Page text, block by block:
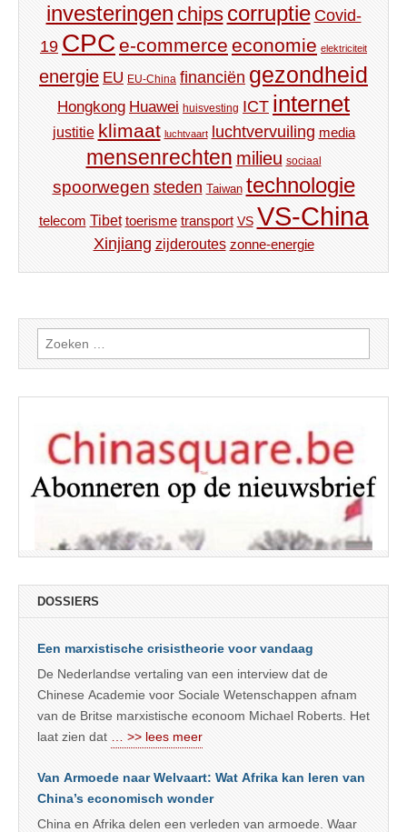
investeringen chips corruptie Covid-
19 CPC e-commerce economie elektriciteit
energie EU EU-China financiën gezondheid
Hongkong Huawei huisvesting ICT internet
justitie klimaat luchtvaart luchtvervuiling media
mensenrechten milieu sociaal
spoorwegen steden Taiwan technologie
telecom Tibet toerisme transport VS VS-China
Xinjiang zijderoutes zonne-energie
Zoeken
naar:
DOSSIERS
Een marxistische crisistheorie voor vandaag
De Nederlandse vertaling van een interview dat de
Chinese Academie voor Sociale Wetenschappen afnam
van de Britse marxistische econoom Michael Roberts. Het
laat zien dat
… >> lees meer
Van Armoede naar Welvaart: Wat Afrika kan leren van
China’s economisch wonder
China en Afrika delen een verleden van armoede. Waar